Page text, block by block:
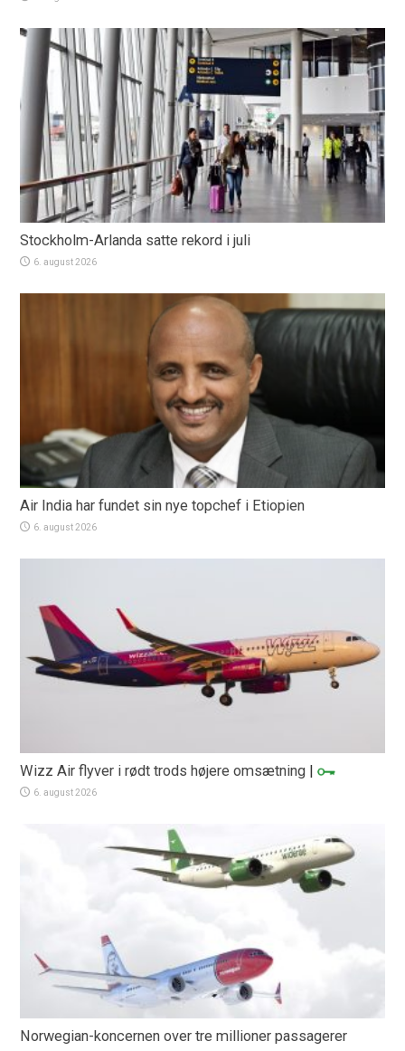
Stockholm-Arlanda satte rekord i juli
6. august 2026
Air India har fundet sin nye topchef i Etiopien
6. august 2026
Wizz Air flyver i rødt trods højere omsætning |
6. august 2026
Norwegian-koncernen over tre millioner passagerer